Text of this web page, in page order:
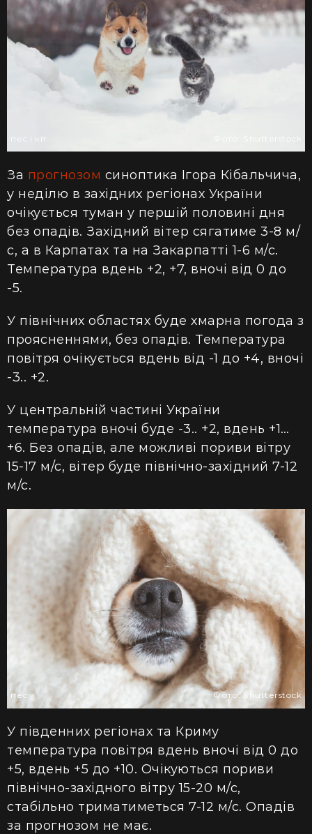
пес і кіт Фото: Shutterstock
За прогнозом синоптика Ігора Кібальчича,
у неділю в західних регіонах України
очікується туман у першій половині дня
без опадів. Західний вітер сягатиме 3-8 м/
с, а в Карпатах та на Закарпатті 1-6 м/с.
Температура вдень +2, +7, вночі від 0 до
-5.
У північних областях буде хмарна погода з
проясненнями, без опадів. Температура
повітря очікується вдень від -1 до +4, вночі
-3.. +2.
У центральній частині України
температура вночі буде -3.. +2, вдень +1…
+6. Без опадів, але можливі пориви вітру
15-17 м/с, вітер буде північно-західний 7-12
м/с.
пес Фото: Shutterstock
У південних регіонах та Криму
температура повітря вдень вночі від 0 до
+5, вдень +5 до +10. Очікуються пориви
північно-західного вітру 15-20 м/с,
стабільно триматиметься 7-12 м/с. Опадів
за прогнозом не має.